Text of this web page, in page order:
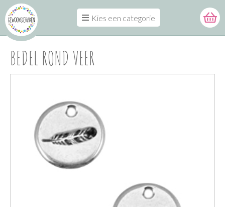
Kies een categorie
BEDEL ROND VEER